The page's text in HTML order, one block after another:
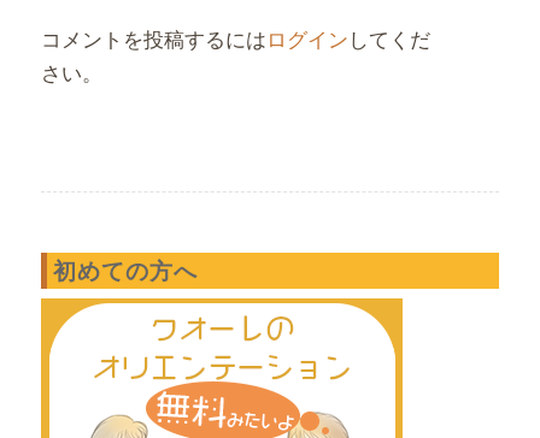
コメントを投稿するにはログインしてくだ
さい。
初めての方へ